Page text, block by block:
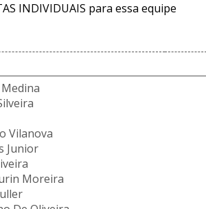
INDIVIDUAIS para essa equipe
Vilanova
Junior
Moreira